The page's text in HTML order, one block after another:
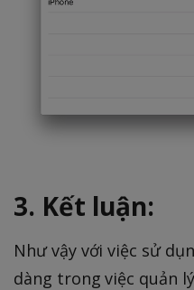
3. Kết luận:
Như vậy với việc sử
dàng trong việc quản